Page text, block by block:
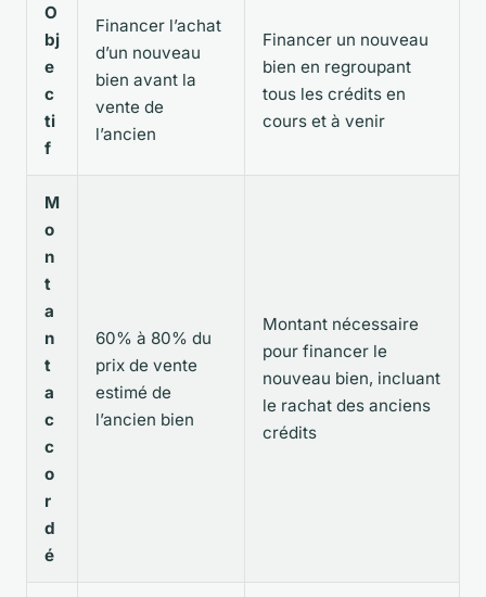
O
bj
e
c
ti
f
Financer l’achat
d’un nouveau
bien avant la
vente de
l’ancien
Financer un nouveau
bien en regroupant
tous les crédits en
cours et à venir
M
o
n
t
a
n
t
a
c
c
o
r
d
é
60% à 80% du
prix de vente
estimé de
l’ancien bien
Montant nécessaire
pour financer le
nouveau bien, incluant
le rachat des anciens
crédits